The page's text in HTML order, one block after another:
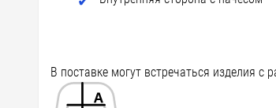
В поставке могут встречаться изделия